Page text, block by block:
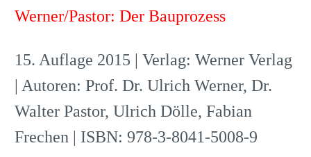
Werner/Pastor: Der Bauprozess
15. Auflage 2015 | Verlag: Werner Verlag
| Autoren: Prof. Dr. Ulrich Werner, Dr.
Walter Pastor, Ulrich Dölle, Fabian
Frechen | ISBN: 978-3-8041-5008-9